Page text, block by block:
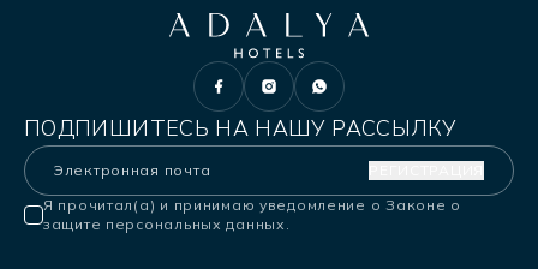
ПОДПИШИТЕСЬ НА НАШУ РАССЫЛКУ
Я прочитал(а) и принимаю уведомление о Законе о
защите персональных данных.